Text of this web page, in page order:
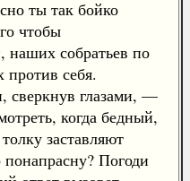
ты так бойко
чтобы
наших собратьев по
против себя.
глазами, —
когда бедный,
заставляют
Погоди